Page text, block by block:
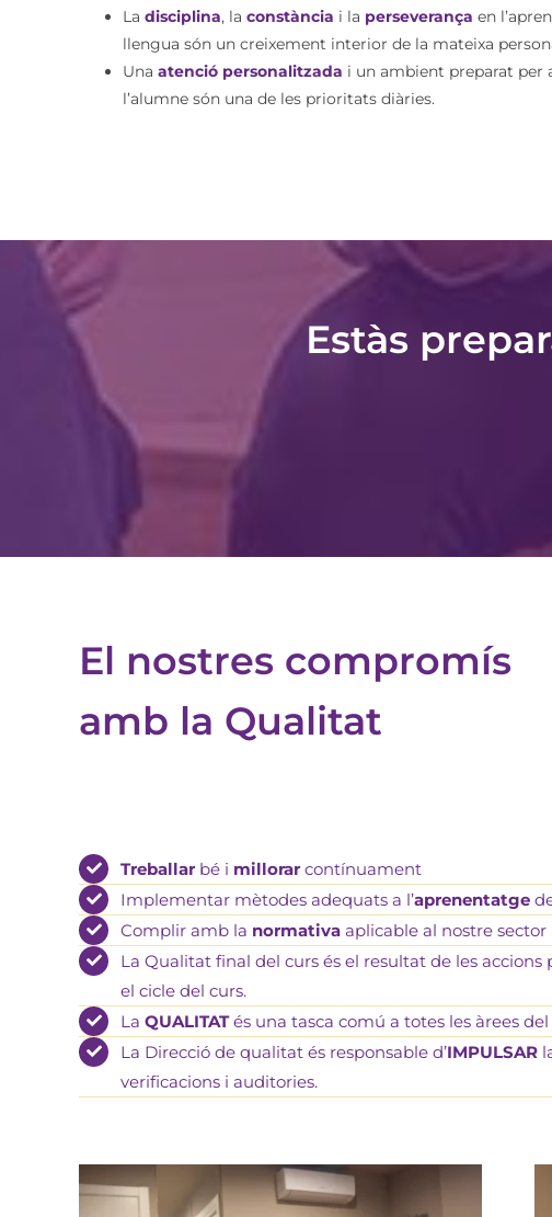
La disciplina, la constància i la perseverança en
llengua són un creixement interior de la mateixa
Una atenció personalitzada i un ambient preparat per
l’alumne són una de les prioritats diàries.
Estàs
El nostres compromís
amb la Qualitat
Treballar bé i millorar contínuament
Implementar mètodes adequats a l’aprenentatge
Complir amb la normativa aplicable al nostre sector
La Qualitat final del curs és el resultat de les
el cicle del curs.
LaQUALITATés una tasca comú a totes les àrees
La Direcció de qualitat és responsable d’IMPULSAR
verificacions i auditories.